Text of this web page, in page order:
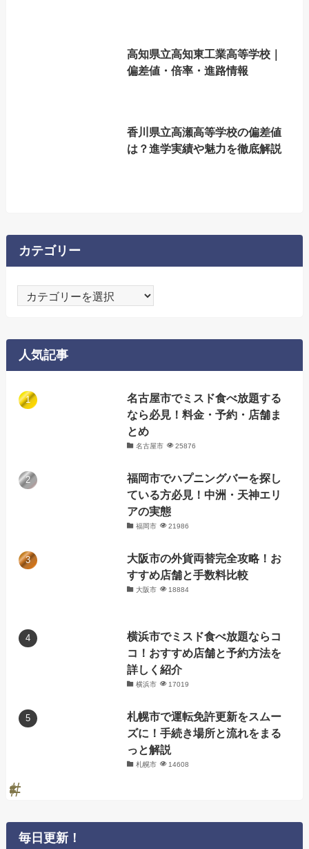
高知県立高知東工業高等学校｜
偏差値・倍率・進路情報
香川県立高瀬高等学校の偏差値
は？進学実績や魅力を徹底解説
カテゴリー
テ
ー
人気記事
名古屋市でミスド食べ放題する
なら必見！料金・予約・店舗ま
とめ
名古屋市 25876
福岡市でハプニングバーを探し
ている方必見！中洲・天神エリ
アの実態
福岡市 21986
大阪市の外貨両替完全攻略！お
すすめ店舗と手数料比較
大阪市 18884
横浜市でミスド食べ放題ならコ
コ！おすすめ店舗と予約方法を
詳しく紹介
横浜市 17019
札幌市で運転免許更新をスムー
ズに！手続き場所と流れをまる
っと解説
札幌市 14608
毎日更新！